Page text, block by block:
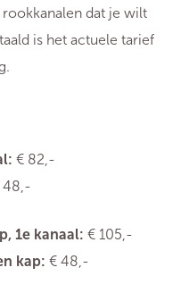
dat je wilt
is het actuele tarief
€ 82,-
48,-
1e kanaal: € 105,-
kap: € 48,-